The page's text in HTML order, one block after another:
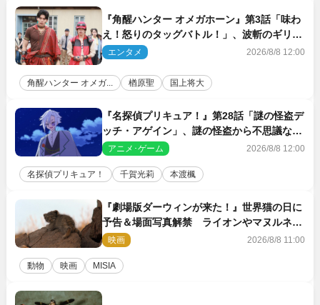
『角醒ハンター オメガホーン』第3話「味わ
え！怒りのタッグバトル！」、波斬のギリコ
がハンターバトルを挑んできた！
エンタメ 2026/8/8 12:00
角醒ハンター オメガ... 楢原聖 国上将大
『名探偵プリキュア！』第28話「謎の怪盗デ
ッチ・アゲイン」、謎の怪盗から不思議な予
告状が届く
アニメ･ゲーム 2026/8/8 12:00
名探偵プリキュア！ 千賀光莉 本渡楓
『劇場版ダーウィンが来た！』世界猫の日に
予告＆場面写真解禁 ライオンやマヌルネコ
の赤ちゃんが大集合
映画 2026/8/8 11:00
動物 映画 MISIA